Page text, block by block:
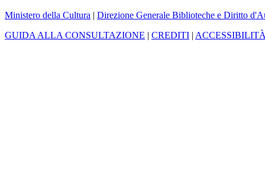
Ministero della Cultura | Direzione Generale Biblioteche e Diritto
GUIDA ALLA CONSULTAZIONE | CREDITI |